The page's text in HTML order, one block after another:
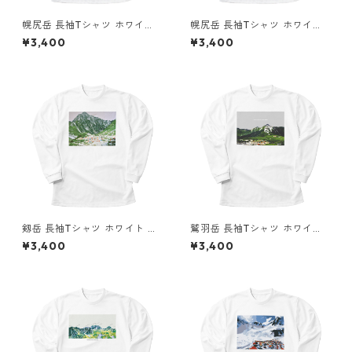
幌尻岳 長袖Tシャツ ホワイト
ドライ 吸水速乾 山 登山 山Tシ
ャツ 山のイラスト
¥3,400
幌尻岳 長袖Tシャツ ホワイト
ドライ 吸水速乾 山 登山 山Tシ
ャツ 山のイラスト
¥3,400
剱岳 長袖Tシャツ ホワイト ド
ライ 吸水速乾 山 登山 山Tシャ
ツ 山のイラスト
¥3,400
鷲羽岳 長袖Tシャツ ホワイト
ドライ 吸水速乾 山 登山 山Tシ
ャツ 山のイラスト
¥3,400